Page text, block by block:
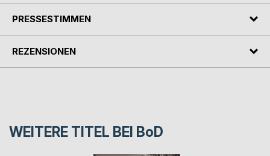
PRESSESTIMMEN
REZENSIONEN
WEITERE TITEL BEI BoD